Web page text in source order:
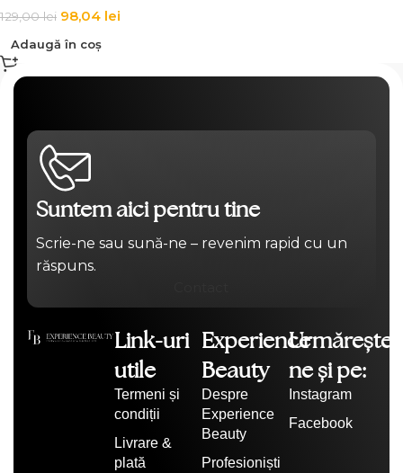
129,00lei 98,04 lei
Adaugă în coș
Suntem aici pentru tine
Scrie-ne sau sună-ne – revenim rapid cu un
răspuns.
Link-uri
utile
Termeni și
condiții
Livrare &
plată
Experience
Beauty
Despre
Experience
Beauty
Profesioniști
Urmărește-
ne și pe:
Instagram
Facebook